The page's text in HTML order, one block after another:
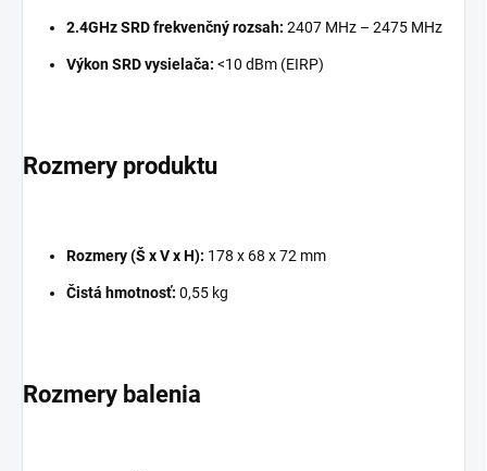
2.4GHz SRD frekvenčný rozsah: 2407 MHz – 2475 MHz
Výkon SRD vysielača: <10 dBm (EIRP)
Rozmery produktu
Rozmery (Š x V x H): 178 x 68 x 72 mm
Čistá hmotnosť: 0,55 kg
Rozmery balenia